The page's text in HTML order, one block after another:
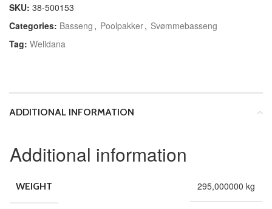
SKU: 38-500153
Categories: Basseng , Poolpakker, Svømmebasseng
Tag: Welldana
ADDITIONAL INFORMATION
Additional information
WEIGHT 295,000000 kg